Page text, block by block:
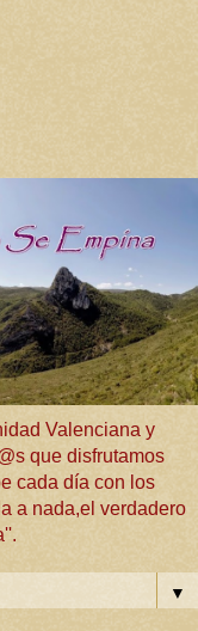
Valenciana y
que disfrutamos
cada día con los
a nada,el verdadero
▼